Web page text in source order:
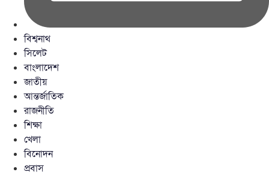
বিশ্বনাথ
সিলেট
বাংলাদেশ
জাতীয়
আন্তর্জাতিক
রাজনীতি
শিক্ষা
খেলা
বিনোদন
প্রবাস